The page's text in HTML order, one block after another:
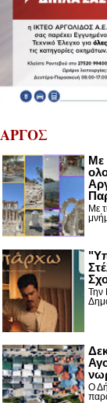
ΑΡΓΟΣ
Με
Με
Την
Ο